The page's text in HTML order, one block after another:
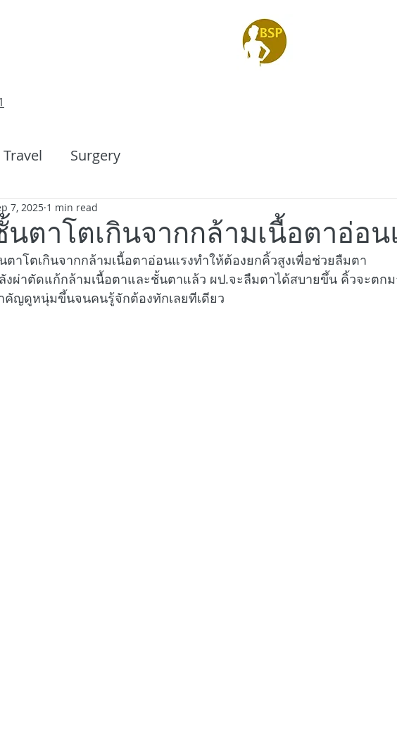
Travel Surgery
นตาโตเกินจากกล้ามเนื้อตาอ่อน
7, 2025 1 min read
ตาโตเกินจากกล้ามเนื้อตาอ่อนแรงทำให้ต้องยกคิ้วสูงเพื่อช่วยลืมตา
งผ่าตัดแก้กล้ามเนื้อตาและชั้นตาแล้ว ผป.จะลืมตาได้สบายขึ้น คิ้วจะตก
คัญดูหนุ่มขึ้นจนคนรู้จักต้องทักเลยทีเดียว